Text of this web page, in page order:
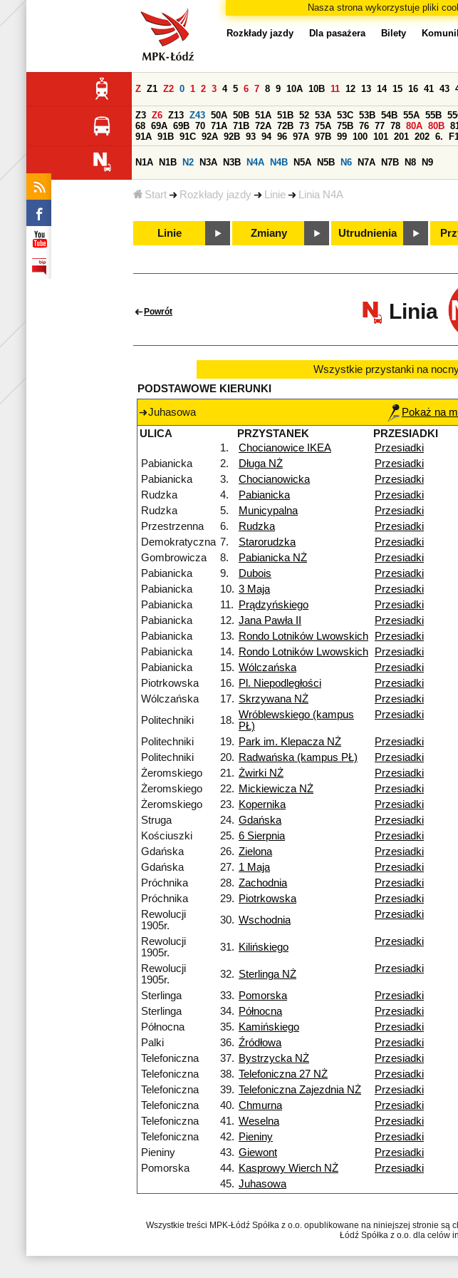
Nasza strona wykorzystuje pliki
Start Rozkłady jazdy Linie Linia N4A
Rozkłady jazdy Dla pasażera Bilety
Z Z1 Z2 0 1 2 3 4 5 6 7 8 9 10A 10B 11 12 13 14 15 16 41 43
Z3 Z6 Z13 Z43 50A 50B 51A 51B 52 53A 53C 53B 54B 55A 55B
68 69A 69B 70 71A 71B 72A 72B 73 75A 75B 76 77 78 80A 80B
91A 91B 91C 92A 92B 93 94 96 97A 97B 99 100 101 201 202 6.
N1A N1B N2 N3A N3B N4A N4B N5A N5B N6 N7A N7B N8 N9
Linie Zmiany Utrudnienia
Powrót Linia
Wszystkie przystanki na
PODSTAWOWE KIERUNKI
Juhasowa
Pokaż na
ULICA
PRZYSTANEK
PRZESIADKI
1.
Chocianowice IKEA
Przesiadki
Pabianicka
2. Długa NŻ
Przesiadki
Pabianicka
3. Chocianowicka
Przesiadki
Rudzka
4. Pabianicka
Przesiadki
Rudzka
5. Municypalna
Przesiadki
Przestrzenna
6. Rudzka
Przesiadki
Demokratyczna 7. Starorudzka
Przesiadki
Gombrowicza
8. Pabianicka NŻ
Przesiadki
Pabianicka
9. Dubois
Przesiadki
Pabianicka
10. 3 Maja
Przesiadki
Pabianicka
11. Prądzyńskiego
Przesiadki
Pabianicka
12. Jana Pawła II
Przesiadki
Pabianicka
13. Rondo Lotników Lwowskich
Przesiadki
Pabianicka
14. Rondo Lotników Lwowskich
Przesiadki
Pabianicka
15. Wólczańska
Przesiadki
Piotrkowska
16. Pl. Niepodległości
Przesiadki
Wólczańska
17. Skrzywana NŻ
Przesiadki
Politechniki
18. Wróblewskiego (kampus
PŁ)
Przesiadki
Politechniki 19. Park im. Klepacza NŻ
Przesiadki
Politechniki
20. Radwańska (kampus PŁ)
Przesiadki
Żeromskiego
21. Żwirki NŻ
Przesiadki
Żeromskiego
22. Mickiewicza NŻ
Przesiadki
Żeromskiego
23. Kopernika
Przesiadki
Struga
24. Gdańska
Przesiadki
Kościuszki
25. 6 Sierpnia
Przesiadki
Gdańska
26. Zielona
Przesiadki
Gdańska
27. 1 Maja
Przesiadki
Próchnika
28. Zachodnia
Przesiadki
Próchnika
29. Piotrkowska
Przesiadki
Rewolucji
1905r.
30. Wschodnia Przesiadki
Rewolucji
1905r.
31. Kilińskiego Przesiadki
Rewolucji
1905r.
32. Sterlinga NŻ Przesiadki
Sterlinga 33. Pomorska
Przesiadki
Sterlinga
34. Północna
Przesiadki
Północna
35. Kamińskiego
Przesiadki
Palki
36. Źródłowa
Przesiadki
Telefoniczna
37. Bystrzycka NŻ
Przesiadki
Telefoniczna
38. Telefoniczna 27 NŻ
Przesiadki
Telefoniczna
39. Telefoniczna Zajezdnia NŻ
Przesiadki
Telefoniczna
40. Chmurna
Przesiadki
Telefoniczna
41. Weselna
Przesiadki
Telefoniczna
42. Pieniny
Przesiadki
Pieniny
43. Giewont
Przesiadki
Pomorska
44. Kasprowy Wierch NŻ
Przesiadki
45. Juhasowa
Wszystkie treści MPK-Łódź Spółka z o.o. opublikowane na niniejszej stronie
Łódź Spółka z o.o. dla celów